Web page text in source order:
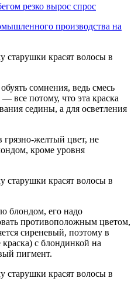
резко вырос спрос
производства на
сомнения, ведь смесь
все потому, что эта краска
седины, а для осветления
желтый цвет, не
кроме уровня
блондом, его надо
противоположным цветом,
сиреневый, поэтому в
краска) с блондинкой на
пигмент.